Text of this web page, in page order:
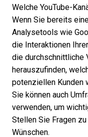
Welche YouTube-
Wenn Sie bereits
Analysetools wie
die Interaktionen
die durchschnittliche
herauszufinden,
potenziellen Kunden
Sie können auch
verwenden, um
Stellen Sie Fragen
Wünschen.